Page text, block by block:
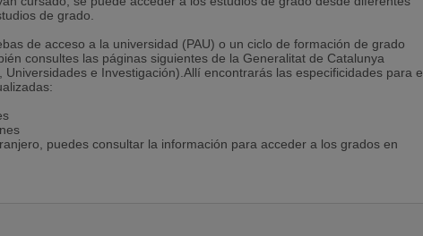
de grado.
de acceso a la universidad (PAU) o un ciclo de formación de grado
consultes las páginas siguientes de la Generalitat de Catalunya
e Investigación).Allí encontrarás las especificidades para el
puedes consultar la información para acceder a los grados en